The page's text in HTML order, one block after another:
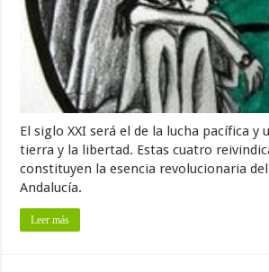
El siglo XXI será el de la lucha pacífica y
tierra y la libertad. Estas cuatro
constituyen la esencia revolucionaria
Andalucía.
Leer más